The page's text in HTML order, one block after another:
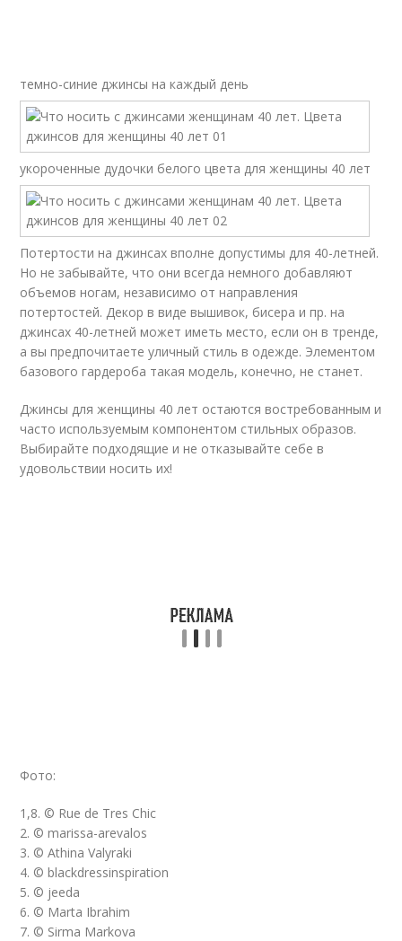
темно-синие джинсы на каждый день
укороченные дудочки белого цвета для женщины 40 лет
Потертости на джинсах вполне допустимы для 40-летней.
Но не забывайте, что они всегда немного добавляют
объемов ногам, независимо от направления
потертостей. Декор в виде вышивок, бисера и пр. на
джинсах 40-летней может иметь место, если он в тренде,
а вы предпочитаете уличный стиль в одежде. Элементом
базового гардероба такая модель, конечно, не станет.
Джинсы для женщины 40 лет остаются востребованным и
часто используемым компонентом стильных образов.
Выбирайте подходящие и не отказывайте себе в
удовольствии носить их!
Фото:
1,8. © Rue de Tres Chic
2. © marissa-arevalos
3. © Athina Valyraki
4. © blackdressinspiration
5. © jeeda
6. © Marta Ibrahim
7. © Sirma Markova